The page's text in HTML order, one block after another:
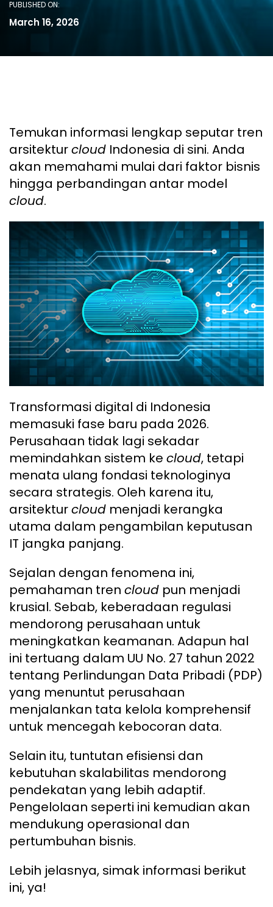
PUBLISHED ON:
March 16, 2026
Temukan informasi lengkap seputar tren
arsitekturcloud Indonesia di sini. Anda
akan memahami mulai dari faktor bisnis
hingga perbandingan antar model
cloud.
Transformasi digital di Indonesia
memasuki fase baru pada 2026.
Perusahaan tidak lagi sekadar
memindahkan sistem ke cloud, tetapi
menata ulang fondasi teknologinya
secara strategis. Oleh karena itu,
arsitekturcloud menjadi kerangka
utama dalam pengambilan keputusan
IT jangka panjang.
Sejalan dengan fenomena ini,
pemahaman tren cloud pun menjadi
krusial. Sebab, keberadaan regulasi
mendorong perusahaan untuk
meningkatkan keamanan. Adapun hal
ini tertuang dalam UU No. 27 tahun 2022
tentang Perlindungan Data Pribadi (PDP)
yang menuntut perusahaan
menjalankan tata kelola komprehensif
untuk mencegah kebocoran data.
Selain itu, tuntutan efisiensi dan
kebutuhan skalabilitas mendorong
pendekatan yang lebih adaptif.
Pengelolaan seperti ini kemudian akan
mendukung operasional dan
pertumbuhan bisnis.
Lebih jelasnya, simak informasi berikut
ini, ya!